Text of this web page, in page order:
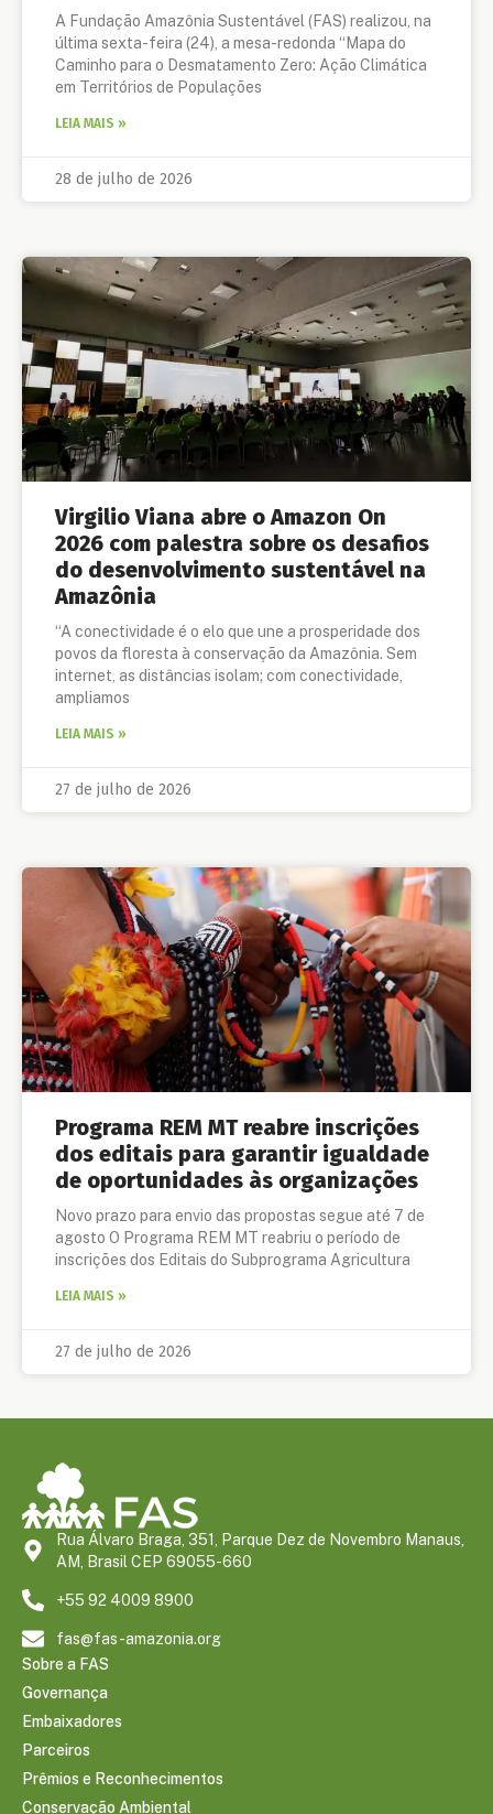
A Fundação Amazônia Sustentável (FAS) realizou, na
última sexta-feira (24), a mesa-redonda “Mapa do
Caminho para o Desmatamento Zero: Ação Climática
em Territórios de Populações
LEIA MAIS »
28 de julho de 2026
Virgilio Viana abre o Amazon On
2026 com palestra sobre os desafios
do desenvolvimento sustentável na
Amazônia
“A conectividade é o elo que une a prosperidade dos
povos da floresta à conservação da Amazônia. Sem
internet, as distâncias isolam; com conectividade,
ampliamos
LEIA MAIS »
27 de julho de 2026
Programa REM MT reabre inscrições
dos editais para garantir igualdade
de oportunidades às organizações
Novo prazo para envio das propostas segue até 7 de
agosto O Programa REM MT reabriu o período de
inscrições dos Editais do Subprograma Agricultura
LEIA MAIS »
27 de julho de 2026
Rua Álvaro Braga, 351, Parque Dez de Novembro Manaus,
AM, Brasil CEP 69055-660
+55 92 4009 8900
fas@fas-amazonia.org
Sobre a FAS
Governança
Embaixadores
Parceiros
Prêmios e Reconhecimentos
Conservação Ambiental